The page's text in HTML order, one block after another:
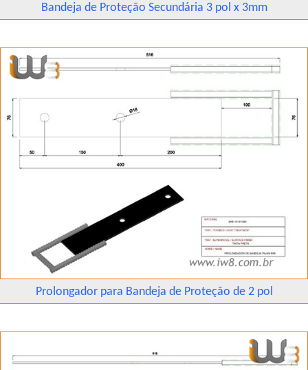
Bandeja de Proteção Secundária 3 pol x 3mm
Prolongador para Bandeja de Proteção de 2 pol